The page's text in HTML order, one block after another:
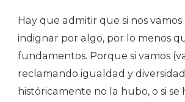
Hay que admitir que si nos
indignar por algo, por lo menos
fundamentos. Porque si vamos
reclamando igualdad y
históricamente no la hubo, o si se